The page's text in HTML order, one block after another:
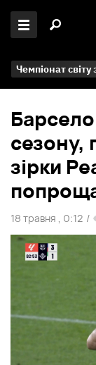
Чемпіонат
сезону,
зірки
18 травня , 0:12 /